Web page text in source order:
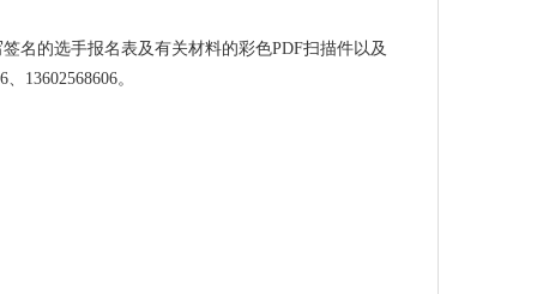
名的选手报名表及有关材料的彩色PDF扫描件以及
13602568606。